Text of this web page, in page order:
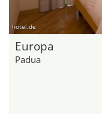
hotel.de
Europa
Padua